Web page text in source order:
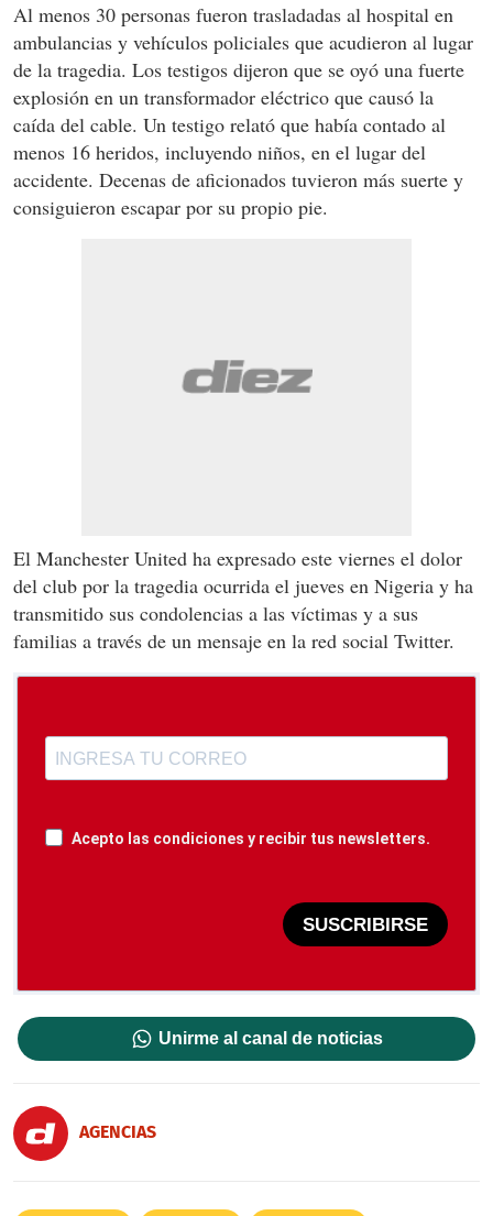
Al menos 30 personas fueron trasladadas al hospital en
ambulancias y vehículos policiales que acudieron al lugar
de la tragedia. Los testigos dijeron que se oyó una fuerte
explosión en un transformador eléctrico que causó la
caída del cable. Un testigo relató que había contado al
menos 16 heridos, incluyendo niños, en el lugar del
accidente. Decenas de aficionados tuvieron más suerte y
consiguieron escapar por su propio pie.
El Manchester United ha expresado este viernes el dolor
del club por la tragedia ocurrida el jueves en Nigeria y ha
transmitido sus condolencias a las víctimas y a sus
familias a través de un mensaje en la red social Twitter.
Acepto las condiciones y recibir tus newsletters.
SUSCRIBIRSE
Unirme al canal de noticias
AGENCIAS